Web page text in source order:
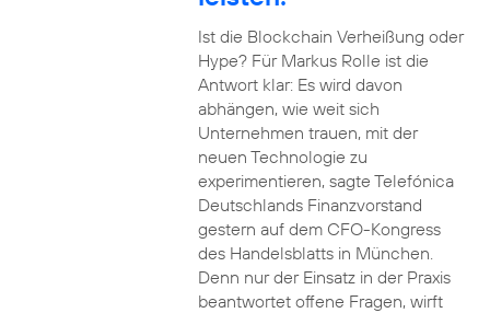
Ist die Blockchain Verheißung oder
Hype? Für Markus Rolle ist die
Antwort klar: Es wird davon
abhängen, wie weit sich
Unternehmen trauen, mit der
neuen Technologie zu
experimentieren, sagte Telefónica
Deutschlands Finanzvorstand
gestern auf dem CFO-Kongress
des Handelsblatts in München.
Denn nur der Einsatz in der Praxis
beantwortet offene Fragen, wirft